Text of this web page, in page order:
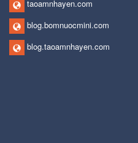
taoamnhayen.com
blog.bomnuocmini.com
blog.taoamnhayen.com